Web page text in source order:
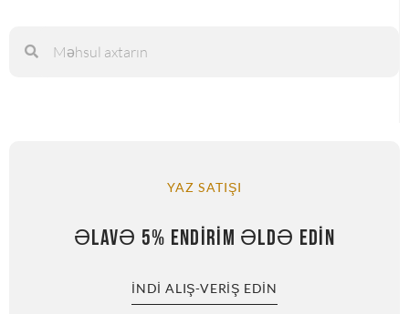
YAZ SATIŞI
ƏLAVƏ 5% ENDIRIM ƏLDƏ EDIN
İNDI ALIŞ-VERIŞ EDIN